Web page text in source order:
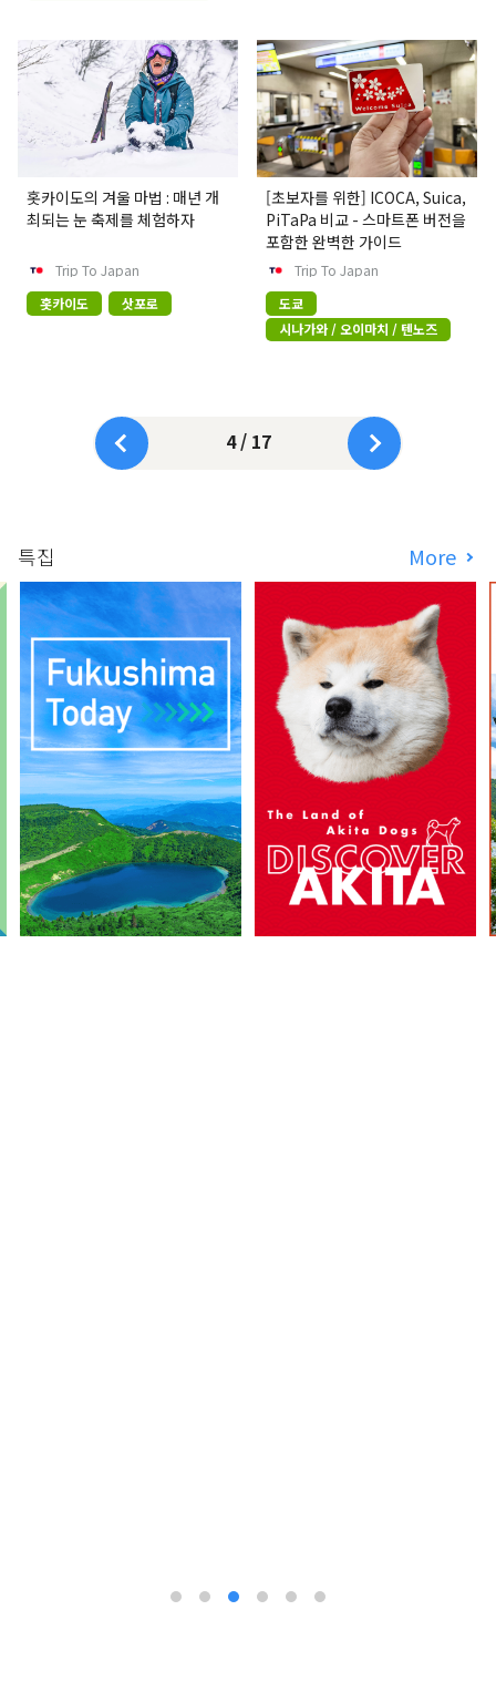
홋카이도의 겨울 마법 : 매년 개
최되는 눈 축제를 체험하자
Trip To Japan
홋카이도
삿포로
[초보자를 위한] ICOCA, Suica,
PiTaPa 비교 - 스마트폰 버전을
포함한 완벽한 가이드
Trip To Japan
도쿄
시나가와 / 오이마치 / 텐노즈
4 / 17
특집 More